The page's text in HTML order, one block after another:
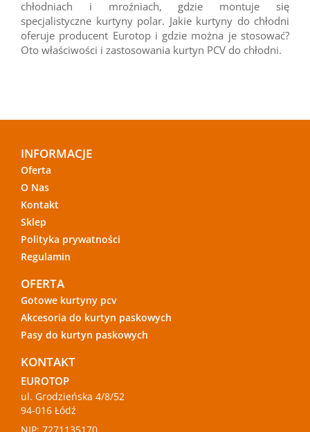
chłodniach i mroźniach, gdzie montuje się
specjalistyczne kurtyny polar. Jakie kurtyny do chłodni
oferuje producent Eurotop i gdzie można je stosować?
Oto właściwości i zastosowania kurtyn PCV do chłodni.
INFORMACJE
Oferta
O Nas
Kontakt
Sklep
Polityka prywatności
Regulamin
OFERTA
Gotowe kurtyny pcv
Akcesoria do kurtyn paskowych
Pasy do kurtyn paskowych
KONTAKT
EUROTOP
ul. Grodzieńska 4/8/52
94-016 Łódź